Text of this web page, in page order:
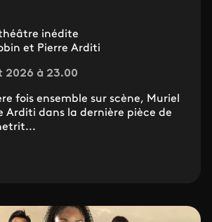
inédite
et Pierre Arditi
2026 à 23.00
fois ensemble sur scène, Muriel
Arditi dans la dernière pièce de